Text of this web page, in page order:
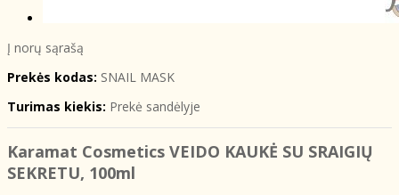
Į norų sąrašą
Prekės kodas: SNAIL MASK
Turimas kiekis: Prekė sandėlyje
Karamat Cosmetics VEIDO KAUKĖ SU SRAIGIŲ
SEKRETU, 100ml